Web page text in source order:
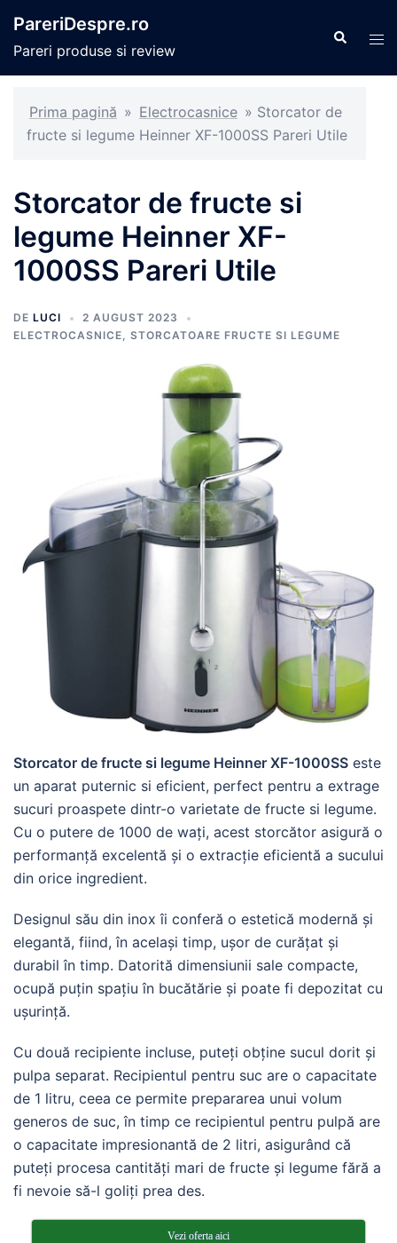
conținut
PareriDespre.ro
Pareri produse si review
Caută
Prima pagină » Electrocasnice » Storcator de
fructe si legume Heinner XF-1000SS Pareri Utile
Storcator de fructe si
legume Heinner XF-
1000SS Pareri Utile
DE LUCI
2 AUGUST 2023
ELECTROCASNICE, STORCATOARE FRUCTE SI LEGUME
Storcator de fructe si legume Heinner XF-1000SS este
un aparat puternic si eficient, perfect pentru a extrage
sucuri proaspete dintr-o varietate de fructe si legume.
Cu o putere de 1000 de wați, acest storcător asigură o
performanță excelentă și o extracție eficientă a sucului
din orice ingredient.
Designul său din inox îi conferă o estetică modernă și
elegantă, fiind, în același timp, ușor de curățat și
durabil în timp. Datorită dimensiunii sale compacte,
ocupă puțin spațiu în bucătărie și poate fi depozitat cu
ușurință.
Cu două recipiente incluse, puteți obține sucul dorit și
pulpa separat. Recipientul pentru suc are o capacitate
de 1 litru, ceea ce permite prepararea unui volum
generos de suc, în timp ce recipientul pentru pulpă are
o capacitate impresionantă de 2 litri, asigurând că
puteți procesa cantități mari de fructe și legume fără a
fi nevoie să-l goliți prea des.
Vezi oferta aici